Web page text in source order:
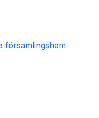
församlingshem